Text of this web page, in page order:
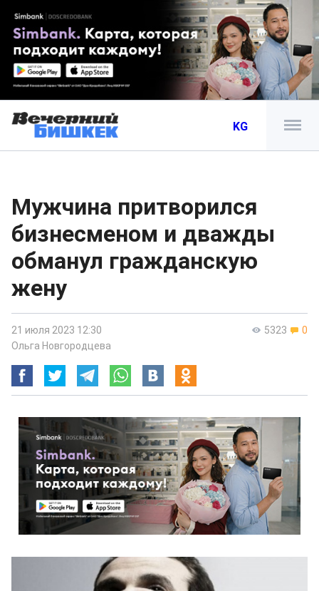
KG
Мужчина притворился
бизнесменом и дважды
обманул гражданскую
жену
5323 0
21 июля 2023 12:30
Ольга Новгородцева